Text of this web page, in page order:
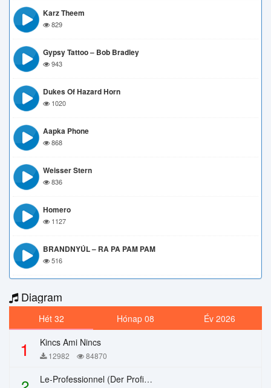
Karz Theem
829
Gypsy Tattoo – Bob Bradley
943
Dukes Of Hazard Horn
1020
Aapka Phone
868
Weisser Stern
836
Homero
1127
BRANDNYÚL – RA PA PAM PAM
516
Diagram
Hét 32 Hónap 08 Év 2026
1 Kincs Ami Nincs
12982 84870
Le-Professionnel (Der Profi) – Chi Mai